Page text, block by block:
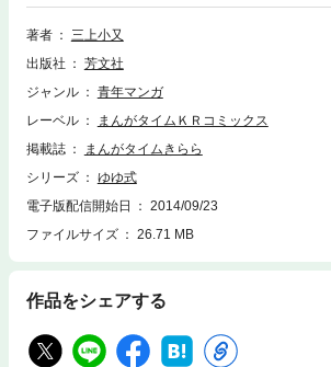
著者
三上小又
出版社
芳文社
ジャンル
青年マンガ
レーベル
まんがタイムＫＲコミックス
掲載誌
まんがタイムきらら
シリーズ
ゆゆ式
電子版配信開始日
2014/09/23
ファイルサイズ
26.71 MB
作品をシェアする